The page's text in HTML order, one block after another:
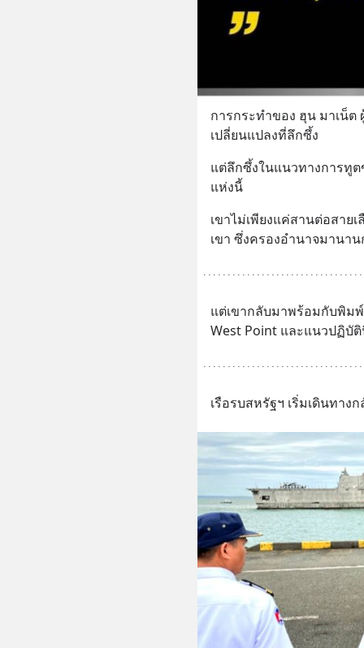
การกระทำของ ฮุน มาเน็
เปลี่ยนแปลงที่ลึกซึ้ง
แต่ลึกซึ้งในแนวทางการทูต
แห่งนี้
เขาไม่เพียงแค่สานต่อสา
เขา ซึ่งครองอำนาจมานา
แต่เขากลับมาพร้อมกับพิม
West Point และแนวปฏิบั
เรือรบสหรัฐฯ เริ่มเดินทาง